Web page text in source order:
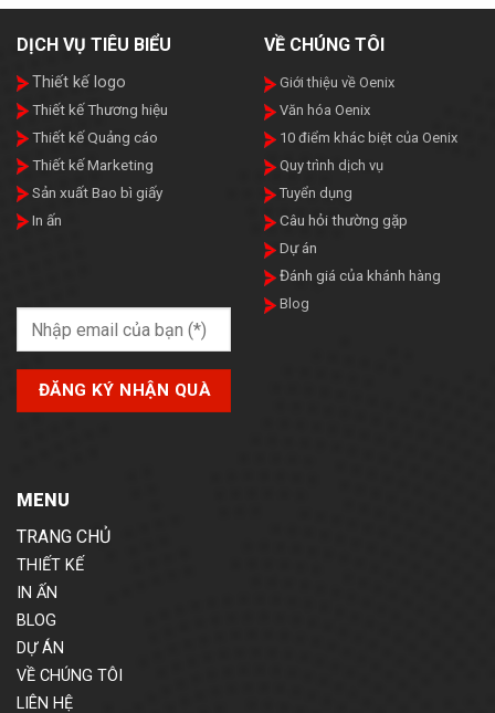
DỊCH VỤ TIÊU BIỂU
Thiết kế logo
Thiết kế Thương hiệu
Thiết kế Quảng cáo
Thiết kế Marketing
Sản xuất Bao bì giấy
In ấn
VỀ CHÚNG TÔI
Giới thiệu về Oenix
Văn hóa Oenix
10 điểm khác biệt của Oenix
Quy trình dịch vụ
Tuyển dụng
Câu hỏi thường gặp
Dự án
Đánh giá của khánh hàng
Blog
MENU
TRANG CHỦ
THIẾT KẾ
IN ẤN
BLOG
DỰ ÁN
VỀ CHÚNG TÔI
LIÊN HỆ